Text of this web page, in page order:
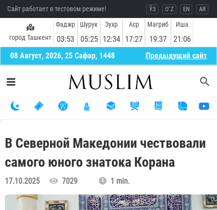
Сайт работает в тестовом режиме! ЎЗ O`Z EN AR
город Ташкент
Фаджр
03:53
Шурук
05:25
Зухр
12:34
Аср
17:27
Магриб
19:37
Иша
21:06
08 Август, 2026, 25 Сафар, 1448 Предыдущий сайт
В Северной Македонии чествовали
самого юного знатока Корана
17.10.2025 7029 1 min.